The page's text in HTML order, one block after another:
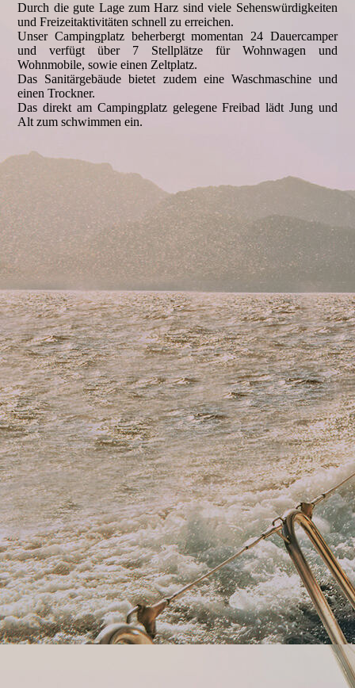
Durch die gute Lage zum Harz sind viele Sehenswürdigkeiten
und Freizeitaktivitäten schnell zu erreichen.
Unser Campingplatz beherbergt momentan 24 Dauercamper
und verfügt über 7 Stellplätze für Wohnwagen und
Wohnmobile, sowie einen Zeltplatz.
Das Sanitärgebäude bietet zudem eine Waschmaschine und
einen Trockner.
Das direkt am Campingplatz gelegene Freibad lädt Jung und
Alt zum schwimmen ein.